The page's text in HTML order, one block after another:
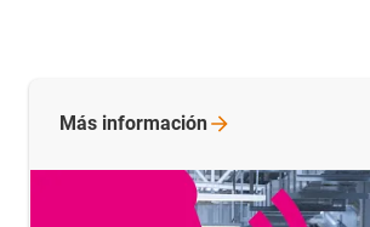
Más información